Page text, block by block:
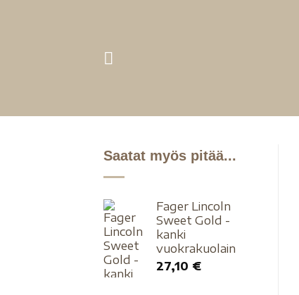
Saatat myös pitää...
Fager Lincoln
Sweet Gold -
kanki
vuokrakuolain
27,10 €